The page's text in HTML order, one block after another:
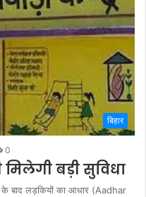
बिहार
0
बड़ी सुविधा
बाद लड़कियों का आधार (Aadhar